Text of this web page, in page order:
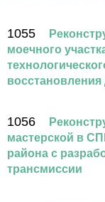
1055
моечного
1056
мастерской в
района с
трансмиссии